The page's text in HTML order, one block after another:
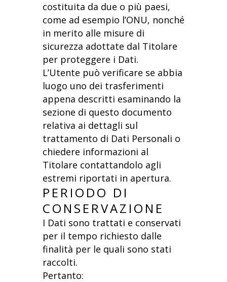
costituita da due o più paesi,
come ad esempio l’ONU, nonché
in merito alle misure di
sicurezza adottate dal Titolare
per proteggere i Dati.
L’Utente può verificare se abbia
luogo uno dei trasferimenti
appena descritti esaminando la
sezione di questo documento
relativa ai dettagli sul
trattamento di Dati Personali o
chiedere informazioni al
Titolare contattandolo agli
estremi riportati in apertura.
PERIODO DI
CONSERVAZIONE
I Dati sono trattati e conservati
per il tempo richiesto dalle
finalità per le quali sono stati
raccolti.
Pertanto: